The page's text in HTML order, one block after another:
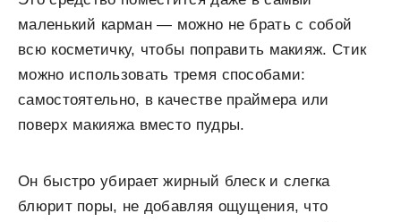
маленький карман — можно не брать с собой
всю косметичку, чтобы поправить макияж. Стик
можно использовать тремя способами:
самостоятельно, в качестве праймера или
поверх макияжа вместо пудры.
Он быстро убирает жирный блеск и слегка
блюрит поры, не добавляя ощущения, что